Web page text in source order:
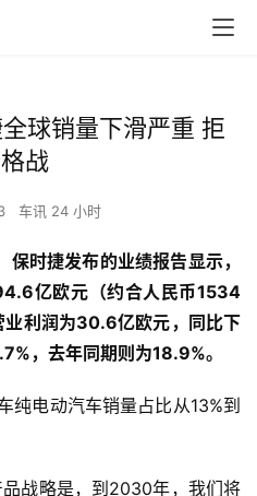
球销量下滑严重 拒
战
车讯 24 小时
保时捷发布的业绩报告显示，
亿欧元（约合人民币1534
利润为30.6亿欧元，同比下
，去年同期则为18.9%。
纯电动汽车销量占比从13%到
战略是，到2030年，我们将